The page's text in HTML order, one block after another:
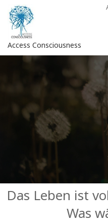
Access Consciousness
Konto
Über
Regionen
Das Leben ist
Was